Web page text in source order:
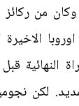
من ركائز
النهائية
1 بعد التمديد.